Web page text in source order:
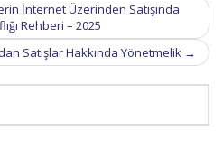
İnternet Üzerinden Satışında
Rehberi – 2025
Satışlar Hakkında Yönetmelik →